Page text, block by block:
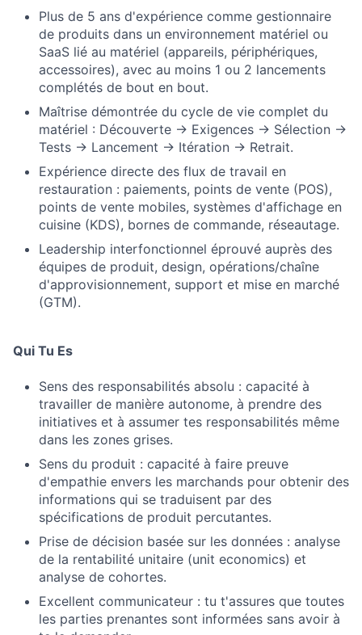
Plus de 5 ans d'expérience comme gestionnaire
de produits dans un environnement matériel ou
SaaS lié au matériel (appareils, périphériques,
accessoires), avec au moins 1 ou 2 lancements
complétés de bout en bout.
Maîtrise démontrée du cycle de vie complet du
matériel : Découverte → Exigences → Sélection →
Tests → Lancement → Itération → Retrait.
Expérience directe des flux de travail en
restauration : paiements, points de vente (POS),
points de vente mobiles, systèmes d'affichage en
cuisine (KDS), bornes de commande, réseautage.
Leadership interfonctionnel éprouvé auprès des
équipes de produit, design, opérations/chaîne
d'approvisionnement, support et mise en marché
(GTM).
Qui Tu Es
Sens des responsabilités absolu : capacité à
travailler de manière autonome, à prendre des
initiatives et à assumer tes responsabilités même
dans les zones grises.
Sens du produit : capacité à faire preuve
d'empathie envers les marchands pour obtenir des
informations qui se traduisent par des
spécifications de produit percutantes.
Prise de décision basée sur les données : analyse
de la rentabilité unitaire (unit economics) et
analyse de cohortes.
Excellent communicateur : tu t'assures que toutes
les parties prenantes sont informées sans avoir à